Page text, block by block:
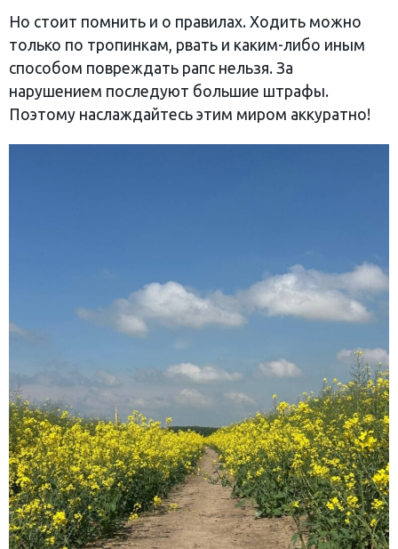
‎Но стоит помнить и о правилах. Ходить можно
только по тропинкам, рвать и каким-либо иным
способом повреждать рапс нельзя. За
нарушением последуют большие штрафы.
Поэтому наслаждайтесь этим миром аккуратно!